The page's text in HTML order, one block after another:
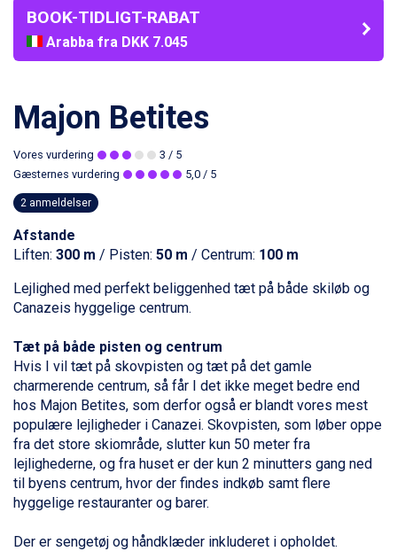
BOOK-TIDLIGT-RABAT
Arabba fra DKK 7.045
La Thuile fra DKK 4.595
Cervinia fra DKK 5.295
Sölden fra DKK 8.445
Bad Hofgastein fra DKK 5.495
Passo Tonale fra DKK 3.795
Saalbach fra DKK 5.945
Champoluc fra DKK 3.795
Sestriere fra DKK 4.395
Fieberbrunn fra DKK 6.145
Wagrain fra DKK 4.645
St. Anton fra DKK 7.245
Zell am See fra DKK 4.095
Canazei fra DKK 4.745
Ponte di Legno fra DKK 4.745
Sauze dOulx fra DKK 4.045
Alleghe fra DKK 5.595
Bad Gastein fra DKK 4.195
Arabba fra DKK 7.045
La Thuile fra DKK 4.595
Val Thorens fra DKK 5.395
Cervinia fra DKK 5.295
Bad Hofgastein fra DKK 5.495
Majon Betites
Vores vurdering 3 / 5
Gæsternes vurdering
5,0 / 5
2 anmeldelser
Afstande
Liften: 300 m / Pisten: 50 m / Centrum: 100 m
Lejlighed med perfekt beliggenhed tæt på både skiløb og
Canazeis hyggelige centrum.
Tæt på både pisten og centrum
Hvis I vil tæt på skovpisten og tæt på det gamle
charmerende centrum, så får I det ikke meget bedre end
hos Majon Betites, som derfor også er blandt vores mest
populære lejligheder i Canazei. Skovpisten, som løber oppe
fra det store skiområde, slutter kun 50 meter fra
lejlighederne, og fra huset er der kun 2 minutters gang ned
til byens centrum, hvor der findes indkøb samt flere
hyggelige restauranter og barer.
Der er sengetøj og håndklæder inkluderet i opholdet.